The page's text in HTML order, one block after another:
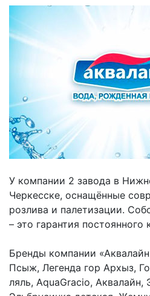
У компании 2 завода в
Черкесске, оснащённые
розлива и палетизации.
– это гарантия постоянного
Бренды компании
Псыж, Легенда гор Архыз,
ляль, AquaGracio, Аквалайн,